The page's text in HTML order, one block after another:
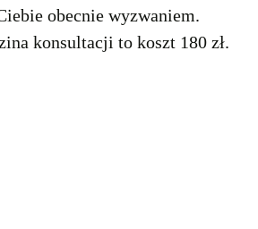
obecnie wyzwaniem.
konsultacji to koszt 180 zł.